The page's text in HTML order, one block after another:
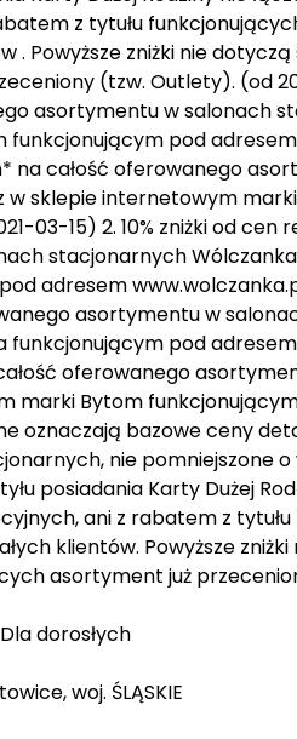
z tytułu
. Powyższe zniżki nie
(tzw. Outlety). (od
asortymentu w salonach
pod
na całość oferowanego
sklepie internetowym
03-15) 2. 10% zniżki od cen
stacjonarnych
adresem
asortymentu w
pod
oferowanego
marki Bytom
oznaczają bazowe ceny
nie pomniejszone
posiadania Karty Dużej
ani z rabatem z tytułu
klientów. Powyższe
asortyment już
dorosłych
woj. ŚLĄSKIE